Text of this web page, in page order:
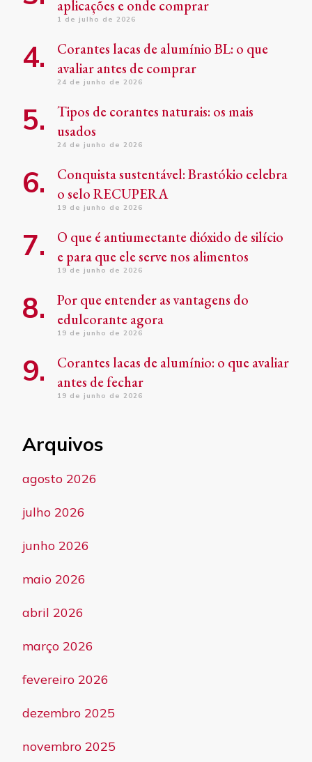
aplicações e onde comprar
1 de julho de 2026
Corantes lacas de alumínio BL: o que
avaliar antes de comprar
24 de junho de 2026
Tipos de corantes naturais: os mais
usados
24 de junho de 2026
Conquista sustentável: Brastókio celebra
o selo RECUPERA
19 de junho de 2026
O que é antiumectante dióxido de silício
e para que ele serve nos alimentos
19 de junho de 2026
Por que entender as vantagens do
edulcorante agora
19 de junho de 2026
Corantes lacas de alumínio: o que avaliar
antes de fechar
19 de junho de 2026
Arquivos
agosto 2026
julho 2026
junho 2026
maio 2026
abril 2026
março 2026
fevereiro 2026
dezembro 2025
novembro 2025